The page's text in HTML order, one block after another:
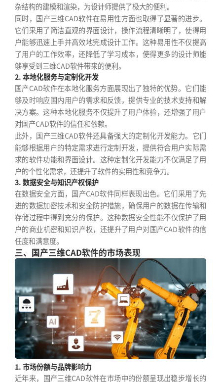
杂结构的建模和渲染，为设计师提供了极大的便利。
同时，国产三维CAD软件在易用性方面也取得了显著的进步。
它们采用了简洁直观的界面设计，操作流程清晰明了，使得用
户能够迅速上手并高效地完成设计工作。这种易用性不仅提高
了用户的工作效率，还降低了学习成本，使得更多的设计师能
够享受到三维CAD软件带来的便利。
2. 本地化服务与定制化开发
国产CAD软件在本地化服务方面展现出了独特的优势。它们能
够及时响应国内用户的需求和反馈，提供专业的技术支持和解
决方案。这种本地化服务不仅提升了用户体验，还增强了用户
对国产CAD软件的信任和依赖。
此外，国产三维CAD软件还具备强大的定制化开发能力。它们
能够根据用户的特定需求进行定制开发，提供符合用户实际需
求的软件功能和界面设计。这种定制化开发能力不仅满足了用
户的个性化需求，还提升了软件的实用性和竞争力。
3. 数据安全与知识产权保护
在数据安全方面，国产CAD软件同样表现出色。它们采用了先
进的数据加密技术和安全防护措施，确保用户的数据在传输和
存储过程中得到充分的保护。这种数据安全性能不仅保护了用
户的商业机密和知识产权，还提升了用户对国产CAD软件的信
任度和满意度。
三、国产三维CAD软件的市场表现
1. 市场份额与品牌影响力
近年来，国产三维CAD软件在市场中的份额呈现出稳步增长的